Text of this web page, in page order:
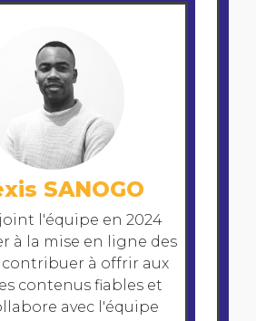
SANOGO
l'équipe en 2024
à la mise en ligne des
à offrir aux
contenus fiables et
avec l'équipe